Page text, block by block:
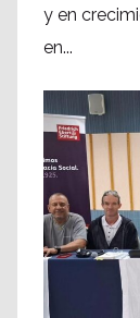
y en
en...